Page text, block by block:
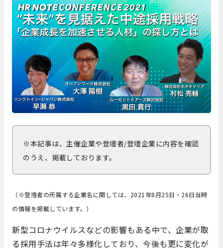
※本記事は、主催企業や登壇者/登壇企業に内容を確認
のうえ、掲載しております。
（※登壇者の所属する企業名に関しては、2021年8月25日・26日当時
の情報を掲載しています。）
新型コロナウイルスなどの影響もある中で、企業が取
る採用手法は年々多様化しており、今後も更に変化が